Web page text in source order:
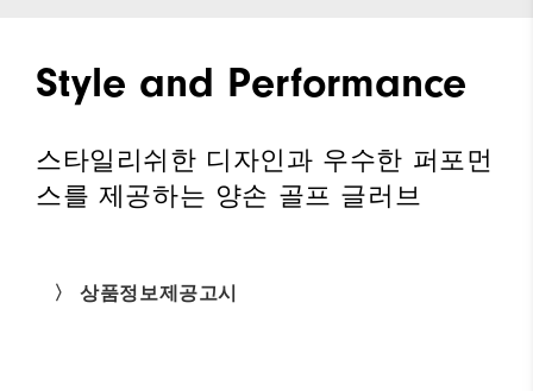
Style and Performance
스타일리쉬한 디자인과 우수한 퍼포먼
스를 제공하는 양손 골프 글러브
〉 상품정보제공고시